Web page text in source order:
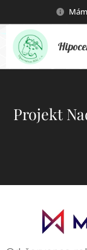
Projekt